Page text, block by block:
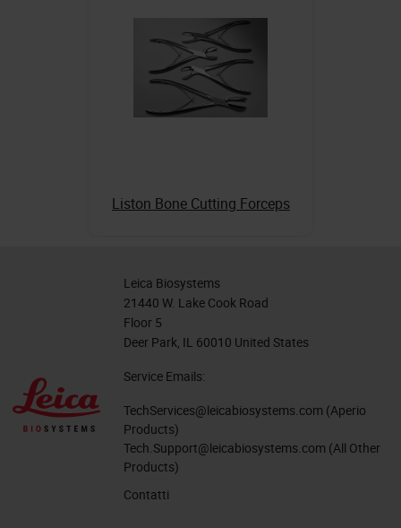
Liston Bone Cutting Forceps
Leica Biosystems
21440 W. Lake Cook Road
Floor 5
Deer Park, IL 60010 United States
Service Emails:
TechServices@leicabiosystems.com (Aperio
Products)
Tech.Support@leicabiosystems.com (All Other
Products)
Contatti